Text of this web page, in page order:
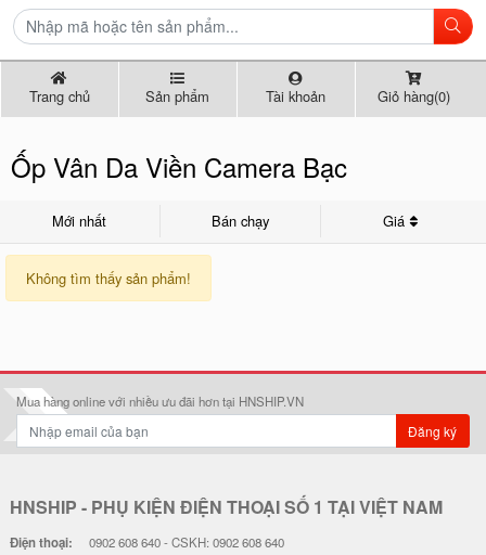
Trang chủ Sản phẩm Tài khoản Giỏ hàng(0)
Ốp Vân Da Viền Camera Bạc
Mới nhất Bán chạy Giá
Không tìm thấy sản phẩm!
Mua hàng online với nhiều ưu đãi hơn tại HNSHIP.VN
Đăng ký
HNSHIP - PHỤ KIỆN ĐIỆN THOẠI SỐ 1 TẠI VIỆT NAM
Điện thoại: 0902 608 640 - CSKH: 0902 608 640